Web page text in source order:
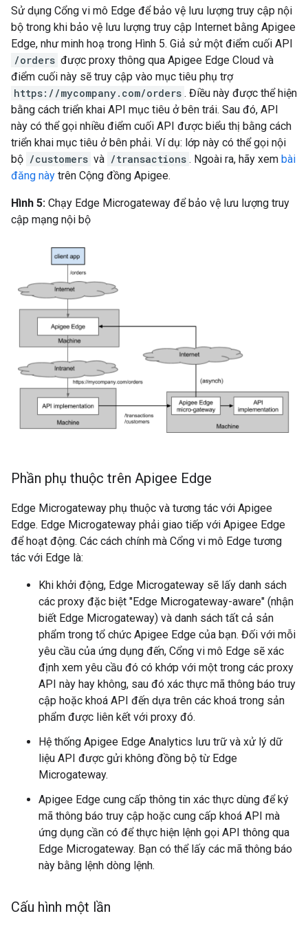
Sử dụng Cổng vi mô Edge để bảo vệ lưu lượng truy cập nội
bộ trong khi bảo vệ lưu lượng truy cập Internet bằng Apigee
Edge, như minh hoạ trong Hình 5. Giả sử một điểm cuối API
/orders được proxy thông qua Apigee Edge Cloud và
điểm cuối này sẽ truy cập vào mục tiêu phụ trợ
https://mycompany.com/orders . Điều này được thể hiện
bằng cách triển khai API mục tiêu ở bên trái. Sau đó, API
này có thể gọi nhiều điểm cuối API được biểu thị bằng cách
triển khai mục tiêu ở bên phải. Ví dụ: lớp này có thể gọi nội
bộ /customers và /transactions . Ngoài ra, hãy xem bài
đăng này trên Cộng đồng Apigee.
Hình 5: Chạy Edge Microgateway để bảo vệ lưu lượng truy
cập mạng nội bộ
Phần phụ thuộc trên Apigee Edge
Edge Microgateway phụ thuộc và tương tác với Apigee
Edge. Edge Microgateway phải giao tiếp với Apigee Edge
để hoạt động. Các cách chính mà Cổng vi mô Edge tương
tác với Edge là:
Khi khởi động, Edge Microgateway sẽ lấy danh sách
các proxy đặc biệt "Edge Microgateway-aware" (nhận
biết Edge Microgateway) và danh sách tất cả sản
phẩm trong tổ chức Apigee Edge của bạn. Đối với mỗi
yêu cầu của ứng dụng đến, Cổng vi mô Edge sẽ xác
định xem yêu cầu đó có khớp với một trong các proxy
API này hay không, sau đó xác thực mã thông báo truy
cập hoặc khoá API đến dựa trên các khoá trong sản
phẩm được liên kết với proxy đó.
Hệ thống Apigee Edge Analytics lưu trữ và xử lý dữ
liệu API được gửi không đồng bộ từ Edge
Microgateway.
Apigee Edge cung cấp thông tin xác thực dùng để ký
mã thông báo truy cập hoặc cung cấp khoá API mà
ứng dụng cần có để thực hiện lệnh gọi API thông qua
Edge Microgateway. Bạn có thể lấy các mã thông báo
này bằng lệnh dòng lệnh.
Cấu hình một lần